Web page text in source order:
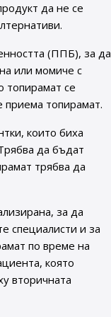
да не се
(ППБ), за да
или момиче с
топирамат се
приема топирамат.
които биха
да бъдат
трябва да
за да
специалисти и за
по време на
която
вторичната